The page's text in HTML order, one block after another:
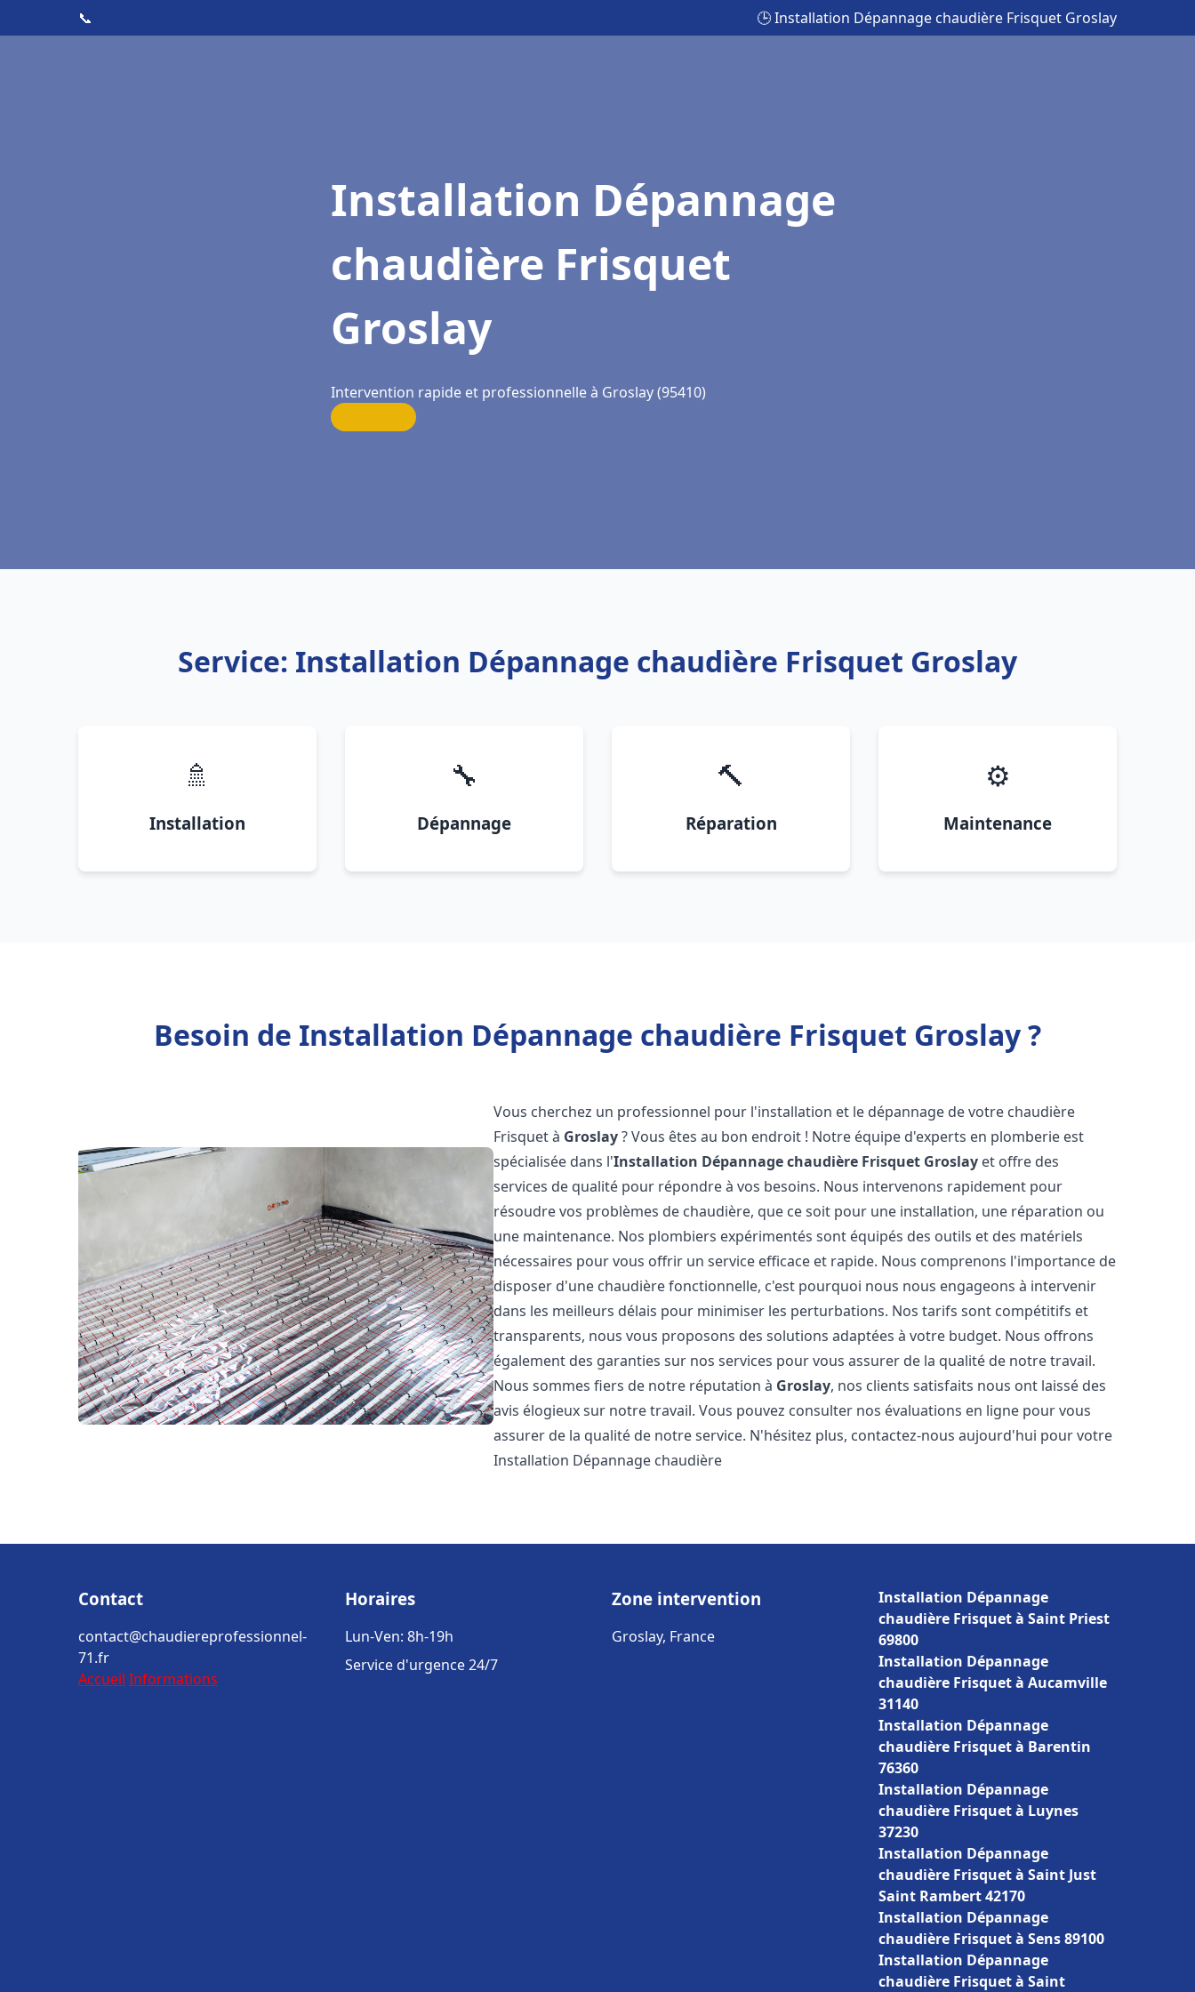
📞 🕒 Installation Dépannage chaudière Frisquet Groslay
Installation Dépannage
chaudière Frisquet
Groslay
Intervention rapide et professionnelle à Groslay (95410)
Service: Installation Dépannage chaudière Frisquet Groslay
🚿
Installation
🔧
Dépannage
🔨
Réparation
⚙️
Maintenance
Besoin de Installation Dépannage chaudière Frisquet Groslay ?
Vous cherchez un professionnel pour l'installation et le dépannage de votre chaudière
Frisquet à Groslay? Vous êtes au bon endroit ! Notre équipe d'experts en plomberie est
spécialisée dans l'Installation Dépannage chaudière Frisquet Groslay et offre des
services de qualité pour répondre à vos besoins. Nous intervenons rapidement pour
résoudre vos problèmes de chaudière, que ce soit pour une installation, une réparation ou
une maintenance. Nos plombiers expérimentés sont équipés des outils et des matériels
nécessaires pour vous offrir un service efficace et rapide. Nous comprenons l'importance de
disposer d'une chaudière fonctionnelle, c'est pourquoi nous nous engageons à intervenir
dans les meilleurs délais pour minimiser les perturbations. Nos tarifs sont compétitifs et
transparents, nous vous proposons des solutions adaptées à votre budget. Nous offrons
également des garanties sur nos services pour vous assurer de la qualité de notre travail.
Nous sommes fiers de notre réputation à Groslay, nos clients satisfaits nous ont laissé des
avis élogieux sur notre travail. Vous pouvez consulter nos évaluations en ligne pour vous
assurer de la qualité de notre service. N'hésitez plus, contactez-nous aujourd'hui pour votre
Installation Dépannage chaudière
Contact
contact@chaudiereprofessionnel-
71.fr
Accueil Informations
Horaires
Lun-Ven: 8h-19h
Service d'urgence 24/7
Zone intervention
Groslay, France
Installation Dépannage
chaudière Frisquet à Saint Priest
69800
Installation Dépannage
chaudière Frisquet à Aucamville
31140
Installation Dépannage
chaudière Frisquet à Barentin
76360
Installation Dépannage
chaudière Frisquet à Luynes
37230
Installation Dépannage
chaudière Frisquet à Saint Just
Saint Rambert 42170
Installation Dépannage
chaudière Frisquet à Sens 89100
Installation Dépannage
chaudière Frisquet à Saint